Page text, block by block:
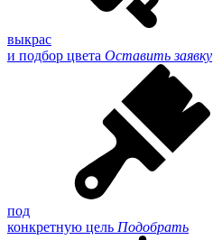
выкрас
и подбор цвета Оставить заявку
под
конкретную цель Подобрать